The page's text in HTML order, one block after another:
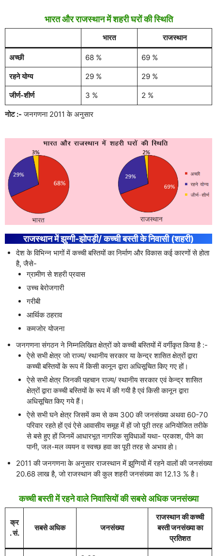
भारत और राजस्थान में शहरी घरों की स्थिति
भारत राजस्थान
अच्छी 68 % 69 %
रहने योग्य 29 % 29 %
जीर्ण-शीर्ण 3 % 2 %
नोट :- जनगणना 2011 के अनुसार
राजस्थान में झुग्गी-झोपड़ी/ कच्ची बस्ती के निवासी (शहरी)
देश के विभिन्न भागों में कच्ची बस्तियों का निर्माण और विकास कई कारणों से होता
है, जैसे-
ग्रामीण से शहरी प्रवास
उच्च बेरोजगारी
गरीबी
आर्थिक ठहराव
कमजोर योजना
जनगणना संगठन ने निम्नलिखित क्षेत्रों को कच्ची बस्तियों में वर्गीकृत किया है :-
ऐसे सभी क्षेत्र जो राज्य/ स्थानीय सरकार या केन्द्र शासित क्षेत्रों द्वारा
कच्ची बस्तियों के रूप में किसी कानून द्वारा अधिसूचित किए गए हों।
ऐसे सभी क्षेत्र जिनकी पहचान राज्य/ स्थानीय सरकार एवं केन्द्र शासित
क्षेत्रों द्वारा कच्ची बस्तियों के रूप में की गयी है एवं किसी कानून द्वारा
अधिसूचित किए गये हैं।
ऐसे सभी घने क्षेत्र जिसमें कम से कम 300 की जनसंख्या अथवा 60-70
परिवार रहते हों एवं ऐसे आवासीय समूह में हों जो पूरी तरह अनियोजित तरीके
से बसे हुए हों जिनमें आधारभूत नागरिक सुविधाओं यथा- प्रकाश, पीने का
पानी, जल-मल व्ययन व स्वच्छ हवा का पूरी तरह से अभाव हो।
2011 की जनगणना के अनुसार राजस्थान में झुग्गियों में रहने वालों की जनसंख्या
20.68 लाख है, जो राजस्थान की कुल शहरी जनसंख्या का 12.13 % है।
कच्ची बस्ती में रहने वाले निवासियों की सबसे अधिक जनसंख्या
क्र
. सं.
सबसे अधिक जनसंख्या
राजस्थान की कच्ची
बस्ती जनसंख्या का
प्रतिशत